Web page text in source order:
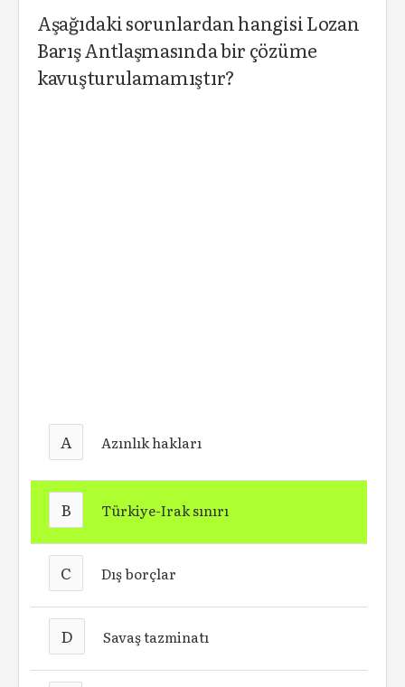
Aşağıdaki sorunlardan hangisi Lozan
Barış Antlaşmasında bir çözüme
kavuşturulamamıştır?
A Azınlık hakları
B Türkiye-Irak sınırı
C Dış borçlar
D Savaş tazminatı